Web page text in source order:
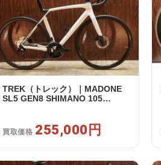
TREK（トレック）｜MADONE
SL5 GEN8 SHIMANO 105
円
買取価格 255,000円